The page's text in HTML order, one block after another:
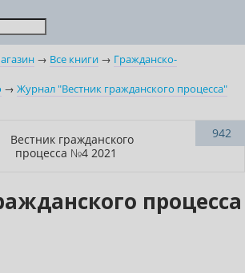
→ Все книги → Гражданско-
→ Журнал "Вестник гражданского процесса"
942
процесса